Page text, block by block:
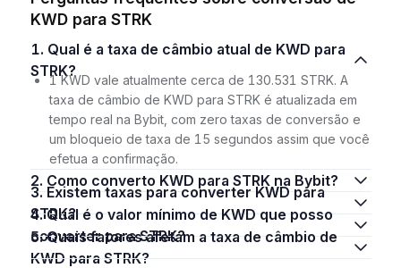
KWD para STRK
1. Qual é a taxa de câmbio atual de KWD para
STRK?
1 KWD vale atualmente cerca de 130.531 STRK. A
taxa de câmbio de KWD para STRK é atualizada em
tempo real na Bybit, com zero taxas de conversão e
um bloqueio de taxa de 15 segundos assim que você
efetua a confirmação.
2. Como converto KWD para STRK na Bybit?
3. Existem taxas para converter KWD para
STRK?
4. Qual é o valor mínimo de KWD que posso
converter para STRK?
5. Quais fatores afetam a taxa de câmbio de
KWD para STRK?